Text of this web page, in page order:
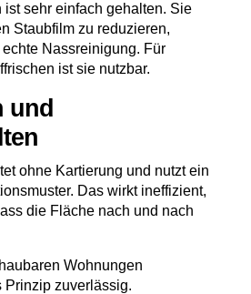
ist sehr einfach gehalten. Sie
Staubfilm zu reduzieren,
Nassreinigung. Für
ist sie nutzbar.
und
ohne Kartierung und nutzt ein
Das wirkt ineffizient,
die Fläche nach und nach
Wohnungen
Prinzip zuverlässig.